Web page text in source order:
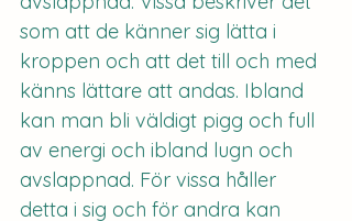
som att de känner sig lätta i
kroppen och att det till och med
känns lättare att andas. Ibland
kan man bli väldigt pigg och full
av energi och ibland lugn och
avslappnad. För vissa håller
detta i sig och för andra kan